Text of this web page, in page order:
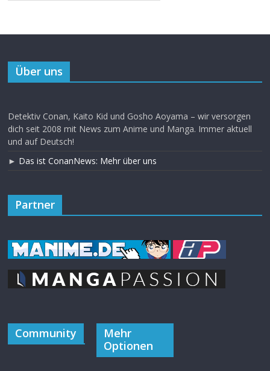
Über uns
Detektiv Conan, Kaito Kid und Gosho Aoyama – wir versorgen
dich seit 2008 mit News zum Anime und Manga. Immer aktuell
und auf Deutsch!
► Das ist ConanNews: Mehr über uns
Partner
Community
Mehr
Optionen